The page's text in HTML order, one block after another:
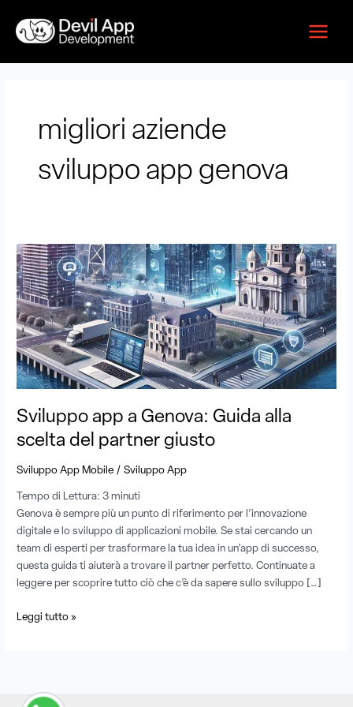
contenuto
migliori aziende
sviluppo app genova
Sviluppo app a Genova: Guida alla
scelta del partner giusto
Sviluppo App Mobile /Sviluppo App
Tempo di Lettura:3 minuti
Genova è sempre più un punto di riferimento per l’innovazione
digitale e lo sviluppo di applicazioni mobile. Se stai cercando un
team di esperti per trasformare la tua idea in un’app di successo,
questa guida ti aiuterà a trovare il partner perfetto. Continuate a
leggere per scoprire tutto ciò che c’è da sapere sullo sviluppo […]
Sviluppo
app
a
Genova:
Guida
alla
scelta
del
partner
giusto
Leggi tutto »